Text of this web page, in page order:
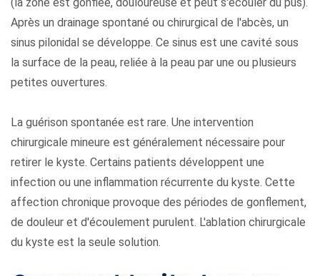
Après un drainage spontané ou chirurgical de l'abcès, un
sinus pilonidal se développe. Ce sinus est une cavité sous
la surface de la peau, reliée à la peau par une ou plusieurs
petites ouvertures.
La guérison spontanée est rare. Une intervention
chirurgicale mineure est généralement nécessaire pour
retirer le kyste. Certains patients développent une
infection ou une inflammation récurrente du kyste. Cette
affection chronique provoque des périodes de gonflement,
de douleur et d'écoulement purulent. L'ablation chirurgicale
du kyste est la seule solution.